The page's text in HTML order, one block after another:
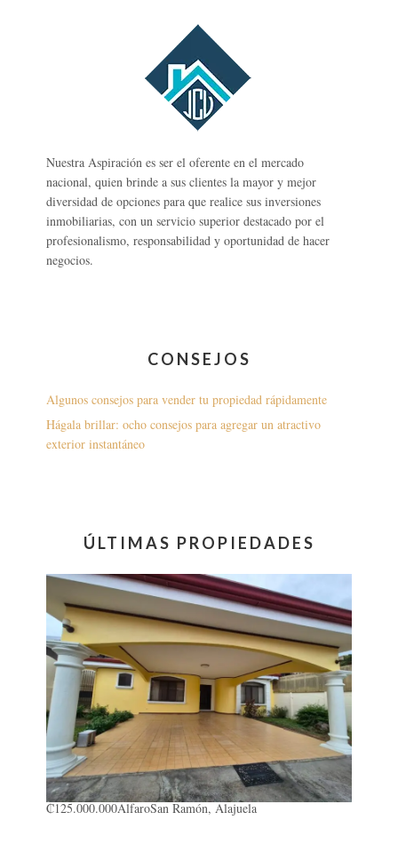
Nuestra Aspiración es ser el oferente en el mercado
nacional, quien brinde a sus clientes la mayor y mejor
diversidad de opciones para que realice sus inversiones
inmobiliarias, con un servicio superior destacado por el
profesionalismo, responsabilidad y oportunidad de hacer
negocios.
CONSEJOS
Algunos consejos para vender tu propiedad rápidamente
Hágala brillar: ocho consejos para agregar un atractivo
exterior instantáneo
ÚLTIMAS PROPIEDADES
₡125.000.000AlfaroSan Ramón, Alajuela